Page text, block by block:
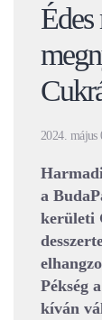
Édes
2024. május
a
kerületi
Pékség
kíván